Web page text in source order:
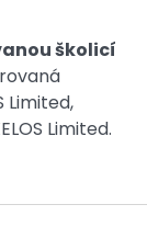
školicí
Limited,
Limited.